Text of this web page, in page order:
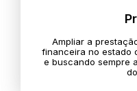
Ampliar a
financeira no estado
e buscando sempre